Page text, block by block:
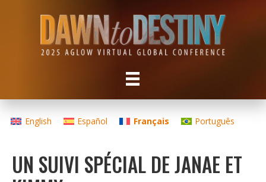
English Español Français Português
UN SUIVI SPÉCIAL DE JANAE ET